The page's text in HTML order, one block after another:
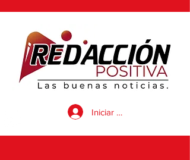
Iniciar sesión